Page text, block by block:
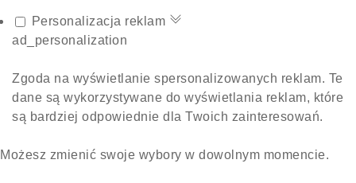
Personalizacja reklam
ad_personalization
Zgoda na wyświetlanie spersonalizowanych reklam. Te
dane są wykorzystywane do wyświetlania reklam, które
są bardziej odpowiednie dla Twoich zainteresowań.
Możesz zmienić swoje wybory w dowolnym momencie.